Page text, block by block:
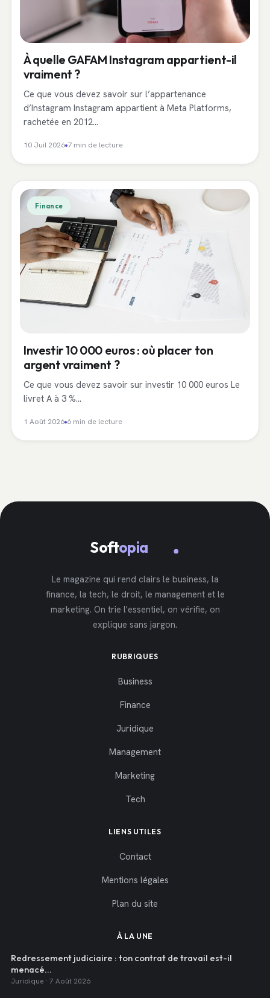
À quelle GAFAM Instagram appartient-il
vraiment ?
Ce que vous devez savoir sur l’appartenance
d’Instagram Instagram appartient à Meta Platforms,
rachetée en 2012…
10 Juil 2026 7 min de lecture
Finance
Investir 10 000 euros : où placer ton
argent vraiment ?
Ce que vous devez savoir sur investir 10 000 euros Le
livret A à 3 %…
1 Août 2026 6 min de lecture
Softopia
Le magazine qui rend clairs le business, la
finance, la tech, le droit, le management et le
marketing. On trie l'essentiel, on vérifie, on
explique sans jargon.
RUBRIQUES
Business
Finance
Juridique
Management
Marketing
Tech
LIENS UTILES
Contact
Mentions légales
Plan du site
À LA UNE
Redressement judiciaire : ton contrat de travail est-il
menacé…
Juridique · 7 Août 2026